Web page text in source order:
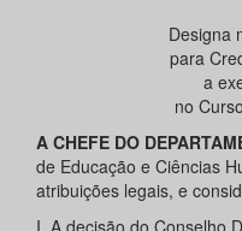
Designa
para
a
no
A CHEFE DO
de Educação e Ciências
atribuições legais, e